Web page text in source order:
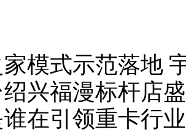
家模式示范落地
兴福漫标杆店
在引领重卡行